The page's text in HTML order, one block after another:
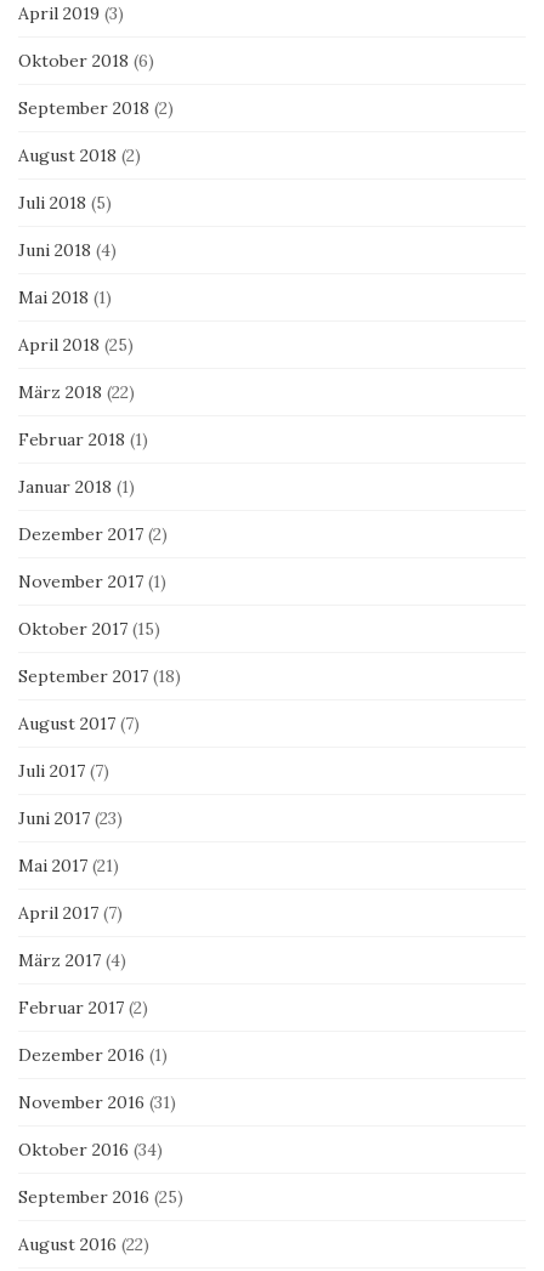
April 2019 (3)
Oktober 2018 (6)
September 2018 (2)
August 2018 (2)
Juli 2018 (5)
Juni 2018 (4)
Mai 2018 (1)
April 2018 (25)
März 2018 (22)
Februar 2018 (1)
Januar 2018 (1)
Dezember 2017 (2)
November 2017 (1)
Oktober 2017 (15)
September 2017 (18)
August 2017 (7)
Juli 2017 (7)
Juni 2017 (23)
Mai 2017 (21)
April 2017 (7)
März 2017 (4)
Februar 2017 (2)
Dezember 2016 (1)
November 2016 (31)
Oktober 2016 (34)
September 2016 (25)
August 2016 (22)